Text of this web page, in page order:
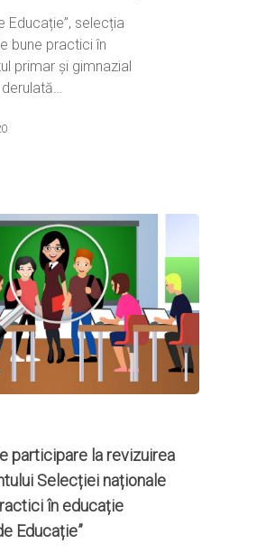
Educație”, selecția
bune practici în
primar și gimnazial
participare la revizuirea
Selecției naționale
în educație
Educație”